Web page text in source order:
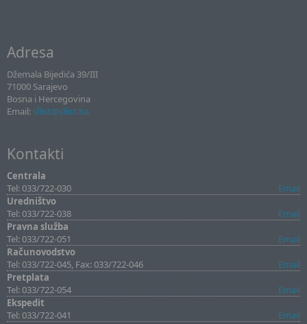
Adresa
Džemala Bijedića 39/III
71000 Sarajevo
Bosna i Hercegovina
Email: sllist@sllist.ba
Kontakti
Centrala
Tel: 033/722-030
Email
Uredništvo
Tel: 033/722-038
Email
Pravna služba
Tel: 033/722-051
Email
Računovodstvo
Tel: 033/722-045, Fax: 033/722-046
Email
Pretplata
Tel: 033/722-054
Email
Ekspedit
Tel: 033/722-041
Email